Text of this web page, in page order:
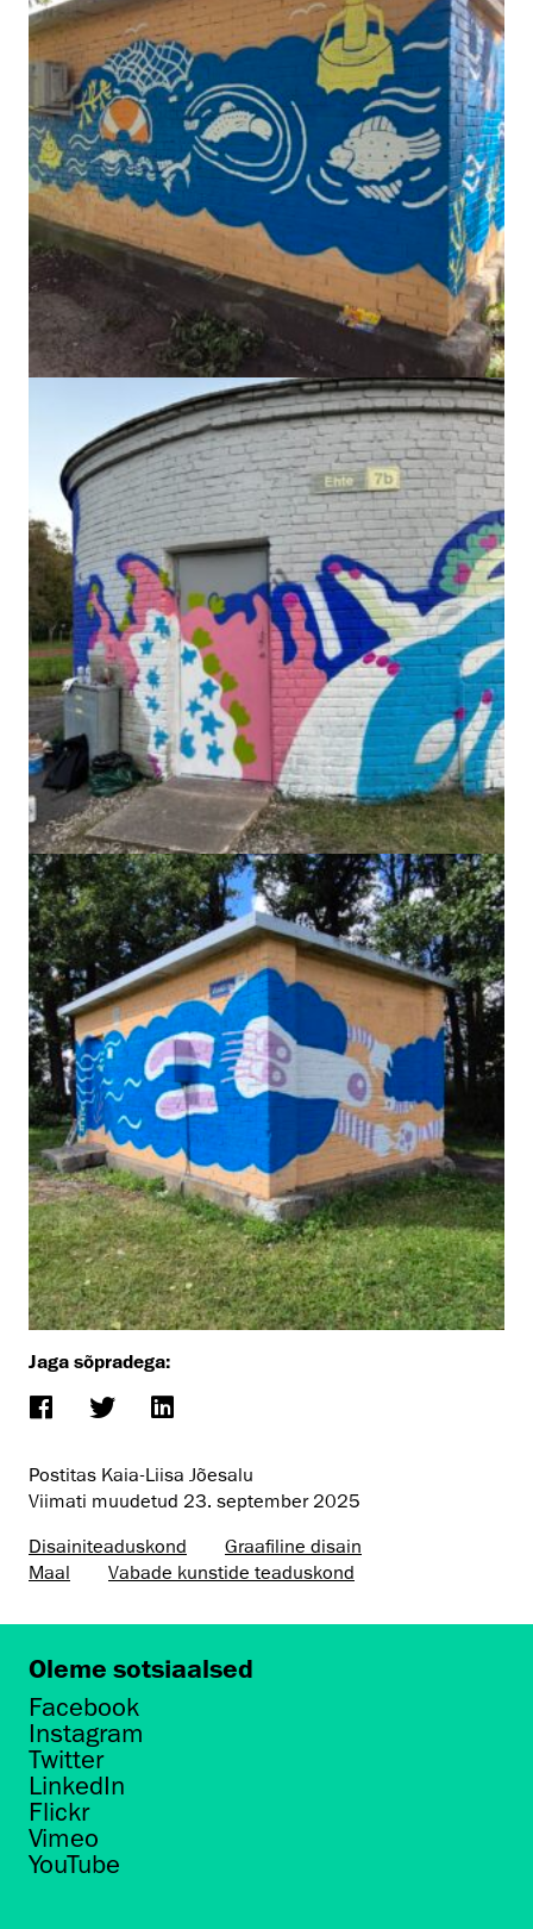
Jaga sõpradega:
Postitas Kaia-Liisa Jõesalu
Viimati muudetud 23. september 2025
Disaini­­teaduskond
Graafiline disain
Maal
Vabade kunstide teaduskond
Oleme sotsiaalsed
Facebook
Instagram
Twitter
LinkedIn
Flickr
Vimeo
YouTube